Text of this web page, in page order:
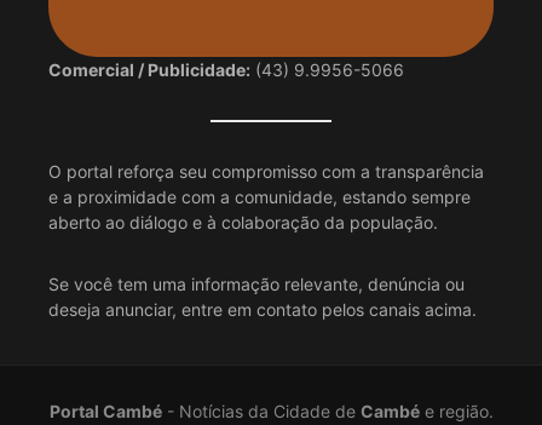
Comercial / Publicidade: (43) 9.9956-5066
O portal reforça seu compromisso com a transparência
e a proximidade com a comunidade, estando sempre
aberto ao diálogo e à colaboração da população.
Se você tem uma informação relevante, denúncia ou
deseja anunciar, entre em contato pelos canais acima.
Portal Cambé- Notícias da Cidade de Cambée região.